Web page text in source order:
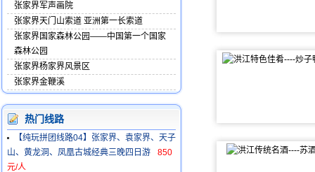
张家界军声画院
张家界天门山索道 亚洲第一长索道
张家界国家森林公园——中国第一个国家
森林公园
张家界杨家界风景区
张家界金鞭溪
热门线路
【纯玩拼团线路04】张家界、袁家界、天子
山、黄龙洞、凤凰古城经典三晚四日游
850
元/人